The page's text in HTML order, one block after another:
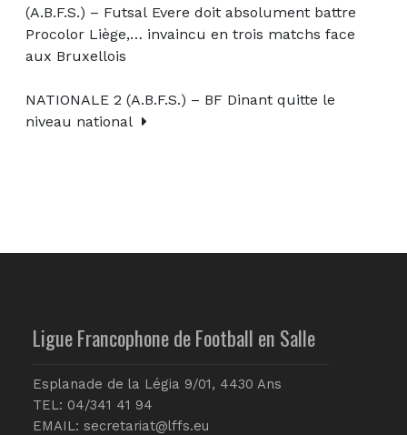
(A.B.F.S.) – Futsal Evere doit absolument battre
Procolor Liège,… invaincu en trois matchs face
aux Bruxellois
NATIONALE 2 (A.B.F.S.) – BF Dinant quitte le
niveau national
Ligue Francophone de Football en Salle
Esplanade de la Légia 9/01, 4430 Ans
TEL: 04/341 41 94
EMAIL: secretariat@lffs.eu